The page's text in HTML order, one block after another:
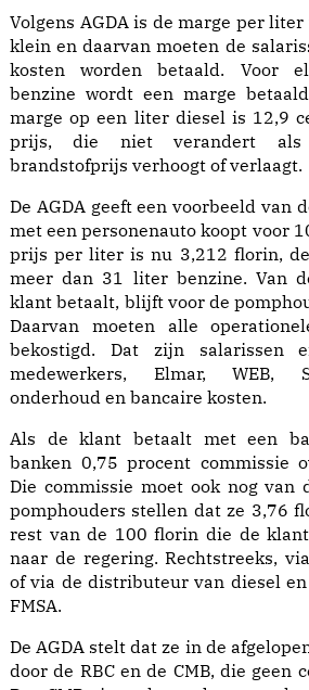
Volgens AGDA is de marge per
klein en daarvan moeten de
kosten worden betaald. Voor
benzine wordt een marge
marge op een liter diesel is 12,9
prijs, die niet verandert
brandstofprijs verhoogt of verlaagt.
De AGDA geeft een voorbeeld van
met een personenauto koopt voor
prijs per liter is nu 3,212 florin,
meer dan 31 liter benzine. Van
klant betaalt, blijft voor de
Daarvan moeten alle
bekostigd. Dat zijn salarissen
medewerkers, Elmar, WEB,
onderhoud en bancaire kosten.
Als de klant betaalt met een
banken 0,75 procent commissie
Die commissie moet ook nog van
pomphouders stellen dat ze 3,76
rest van de 100 florin die de
naar de regering. Rechtstreeks,
of via de distributeur van diesel
FMSA.
De AGDA stelt dat ze in de
door de RBC en de CMB, die geen